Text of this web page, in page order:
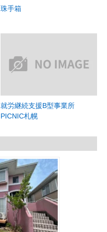
珠手箱
就労継続支援B型事業所
PICNIC札幌